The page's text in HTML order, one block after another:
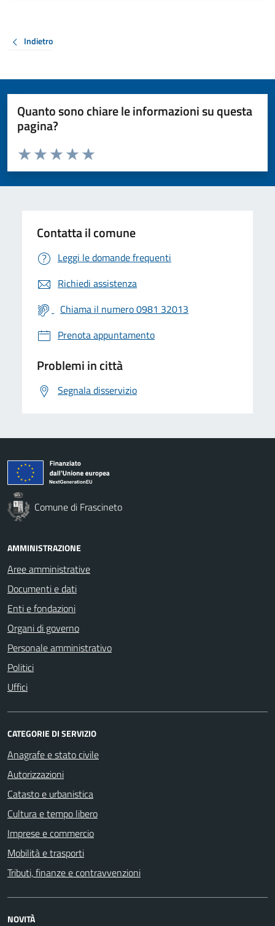
Indietro
Quanto sono chiare le informazioni su questa
pagina?
Valuta da 1 a 5 stelle la pagina
Valuta 5 stelle su 5
Valuta 4 stelle su 5
Valuta 3 stelle su 5
Valuta 2 stelle su 5
Valuta 1 stelle su 5
Contatta il comune
Leggi le domande frequenti
Richiedi assistenza
Chiama il numero 0981 32013
Prenota appuntamento
Problemi in città
Segnala disservizio
Comune di Frascineto
AMMINISTRAZIONE
Aree amministrative
Documenti e dati
Enti e fondazioni
Organi di governo
Personale amministrativo
Politici
Uffici
CATEGORIE DI SERVIZIO
Anagrafe e stato civile
Autorizzazioni
Catasto e urbanistica
Cultura e tempo libero
Imprese e commercio
Mobilità e trasporti
Tributi, finanze e contravvenzioni
NOVITÀ